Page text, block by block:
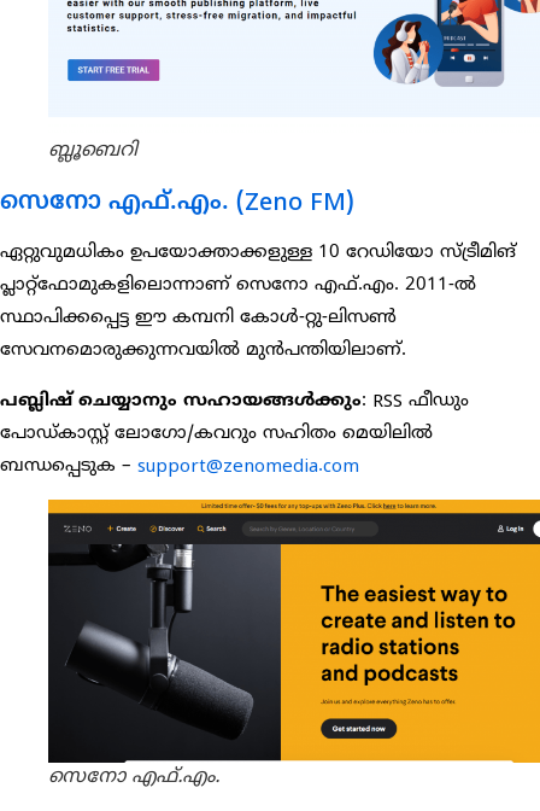
ബ്ലൂബെറി
സെനോ എഫ്.എം. (Zeno FM)
ഏറ്റുവുമധികം ഉപയോക്താക്കളുള്ള 10 റേഡിയോ സ്ട്രീമിങ്
പ്ലാറ്റ്‌ഫോമുകളിലൊന്നാണ് സെനോ എഫ്.എം. 2011-ൽ
സ്ഥാപിക്കപ്പെട്ട ഈ കമ്പനി കോൾ-റ്റു-ലിസൺ
സേവനമൊരുക്കുന്നവയിൽ മുൻപന്തിയിലാണ്.
പബ്ലിഷ് ചെയ്യാനും സഹായങ്ങൾക്കും: RSS ഫീഡും
പോഡ്കാസ്റ്റ് ലോഗോ/കവറും സഹിതം മെയിലിൽ
ബന്ധപ്പെടുക – support@zenomedia.com
സെനോ എഫ്.എം.